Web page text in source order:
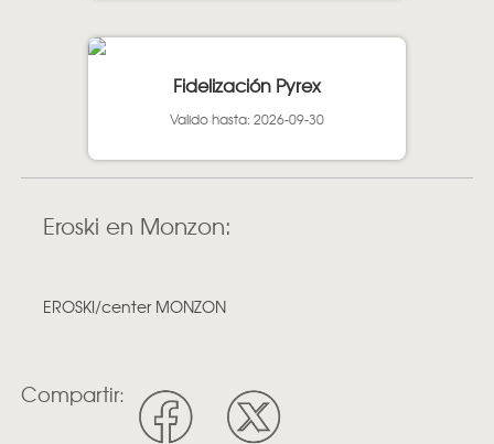
Fidelización Pyrex
Valido hasta: 2026-09-30
Eroski en Monzon:
EROSKI/center MONZON
Compartir: